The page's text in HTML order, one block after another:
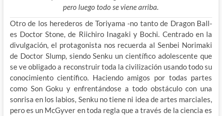
pero luego todo se viene arriba.
Otro de los herederos de Toriyama -no tanto de Dragon Ball-
es Doctor Stone, de Riichiro Inagaki y Bochi. Centrado en la
divulgación, el protagonista nos recuerda al Senbei Norimaki
de Doctor Slump, siendo Senku un científico adolescente que
se ve obligado a reconstruir toda la civilización usando todo su
conocimiento científico. Haciendo amigos por todas partes
como Son Goku y enfrentándose a todo obstáculo con una
sonrisa en los labios, Senku no tiene ni idea de artes marciales,
pero es un McGyver en toda regla que a través de la ciencia es